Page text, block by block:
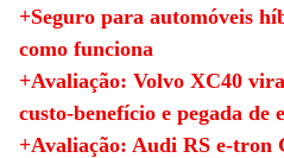
+Seguro para automóveis
como funciona
+Avaliação: Volvo XC40
custo-benefício e pegada de
+Avaliação: Audi RS e-tron